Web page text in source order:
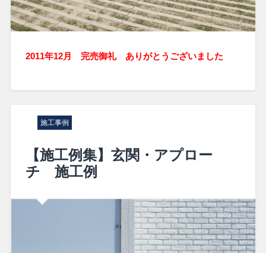
2011年12月 完売御礼 ありがとうございました
施工事例
【施工例集】玄関・アプロー
チ 施工例